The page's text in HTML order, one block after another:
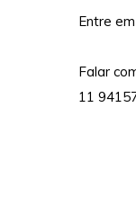
Entre
Falar
11